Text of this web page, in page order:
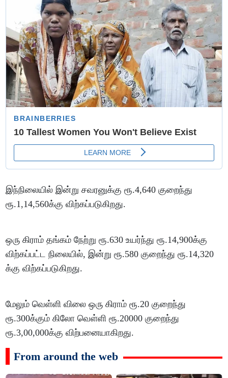
இந்நிலையில் இன்று சவரனுக்கு ரூ.4,640 குறைந்து
ரூ.1,14,560க்கு விற்கப்படுகிறது.
ஒரு கிராம் தங்கம் நேற்று ரூ.630 உயர்ந்து ரூ.14,900க்கு
விற்கப்பட்ட நிலையில், இன்று ரூ.580 குறைந்து ரூ.14,320
க்கு விற்கப்படுகிறது.
மேலும் வெள்ளி விலை ஒரு கிராம் ரூ.20 குறைந்து
ரூ.300க்கும் கிலோ வெள்ளி ரூ.20000 குறைந்து
ரூ.3,00,000க்கு விற்பனையாகிறது.
From around the web